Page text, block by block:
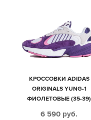
КРОССОВКИ АDIDAS
ORIGINALS YUNG-1
ФИОЛЕТОВЫЕ (35-39)
6 590 руб.